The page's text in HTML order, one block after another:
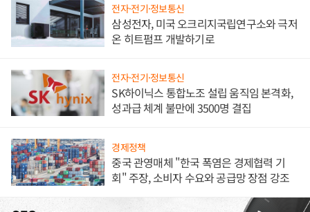
전자·전기·정보통신
삼성전자, 미국 오크리지국립연구소와 극저
온 히트펌프 개발하기로
전자·전기·정보통신
SK하이닉스 통합노조 설립 움직임 본격화,
성과급 체계 불만에 3500명 결집
경제정책
중국 관영매체 "한국 폭염은 경제협력 기
회" 주장, 소비자 수요와 공급망 장점 강조